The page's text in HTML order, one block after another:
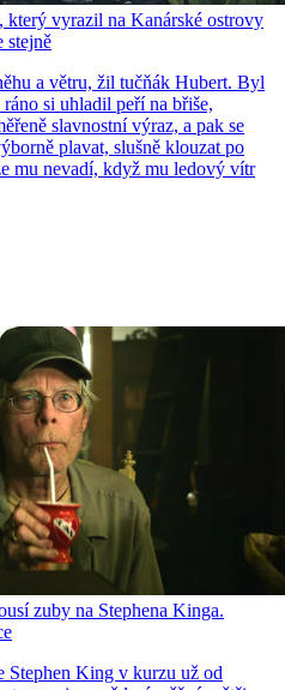
vyrazil na Kanárské ostrovy
stejně
a větru, žil tučňák Hubert. Byl
si uhladil peří na břiše,
slavnostní výraz, a pak se
plavat, slušně klouzat po
mu nevadí, když mu ledový vítr
zuby na Stephena Kinga.
Stephen King v kurzu už od